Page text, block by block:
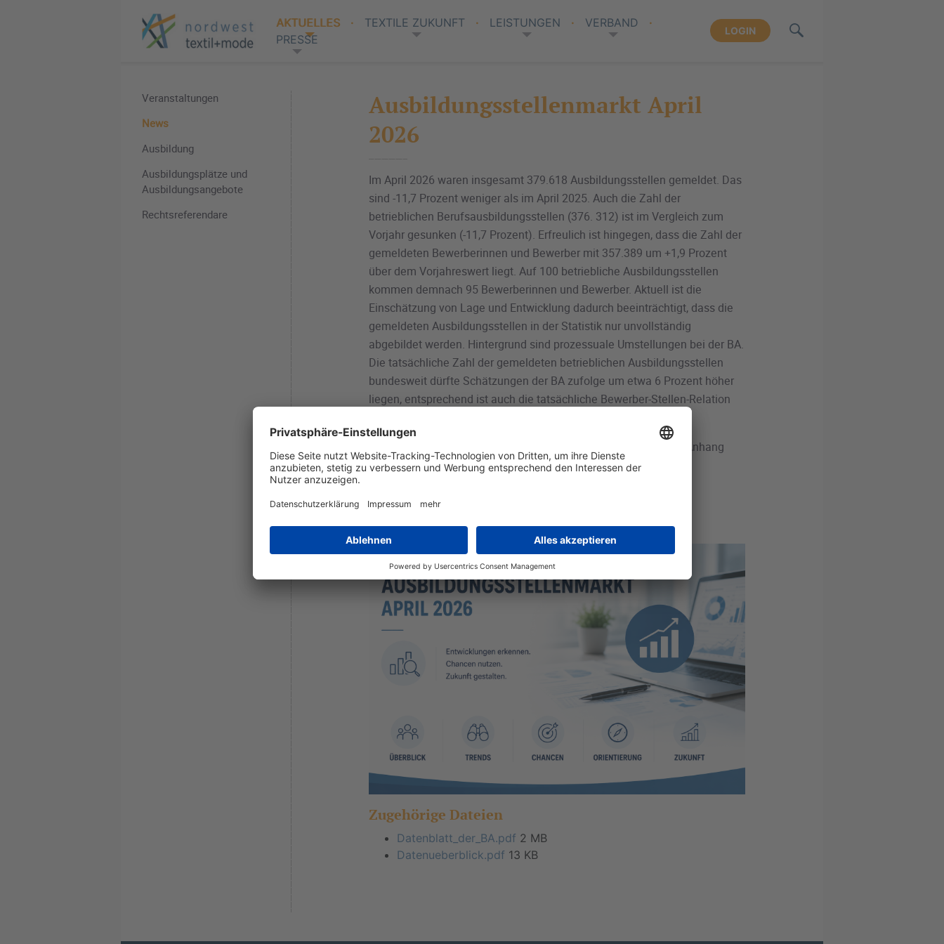
AKTUELLES TEXTILE ZUKUNFT LEISTUNGEN
VERBAND
PRESSE
LOGIN
Veranstaltungen
News
Ausbildung
Ausbildungsplätze und
Ausbildungsangebote
Rechtsreferendare
Ausbildungsstellenmarkt April
2026
Im April 2026 waren insgesamt 379.618 Ausbildungsstellen gemeldet. Das
sind -11,7 Prozent weniger als im April 2025. Auch die Zahl der
betrieblichen Berufsausbildungsstellen (376. 312) ist im Vergleich zum
Vorjahr gesunken (-11,7 Prozent). Erfreulich ist hingegen, dass die Zahl der
gemeldeten Bewerberinnen und Bewerber mit 357.389 um +1,9 Prozent
über dem Vorjahreswert liegt. Auf 100 betriebliche Ausbildungsstellen
kommen demnach 95 Bewerberinnen und Bewerber. Aktuell ist die
Einschätzung von Lage und Entwicklung dadurch beeinträchtigt, dass die
gemeldeten Ausbildungsstellen in der Statistik nur unvollständig
abgebildet werden. Hintergrund sind prozessuale Umstellungen bei der BA.
Die tatsächliche Zahl der gemeldeten betrieblichen Ausbildungsstellen
bundesweit dürfte Schätzungen der BA zufolge um etwa 6 Prozent höher
liegen, entsprechend ist auch die tatsächliche Bewerber-Stellen-Relation
Die wichtigsten Daten und das Datenblatt der BA finden Sie im Anhang
Zugehörige Dateien
Datenblatt_der_BA.pdf 2 MB
Datenueberblick.pdf 13 KB